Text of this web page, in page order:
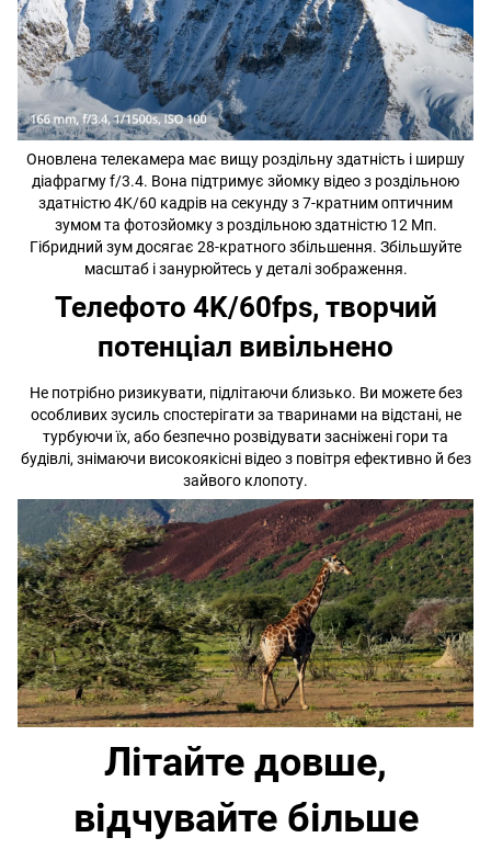
Оновлена телекамера має вищу роздільну здатність і ширшу
діафрагму f/3.4. Вона підтримує зйомку відео з роздільною
здатністю 4K/60 кадрів на секунду з 7-кратним оптичним
зумом та фотозйомку з роздільною здатністю 12 Мп.
Гібридний зум досягає 28-кратного збільшення. Збільшуйте
масштаб і занурюйтесь у деталі зображення.
Телефото 4K/60fps, творчий
потенціал вивільнено
Не потрібно ризикувати, підлітаючи близько. Ви можете без
особливих зусиль спостерігати за тваринами на відстані, не
турбуючи їх, або безпечно розвідувати засніжені гори та
будівлі, знімаючи високоякісні відео з повітря ефективно й без
зайвого клопоту.
Літайте довше,
відчувайте більше